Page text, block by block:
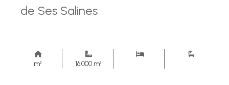
de Ses Salines
m² 16.000 m²